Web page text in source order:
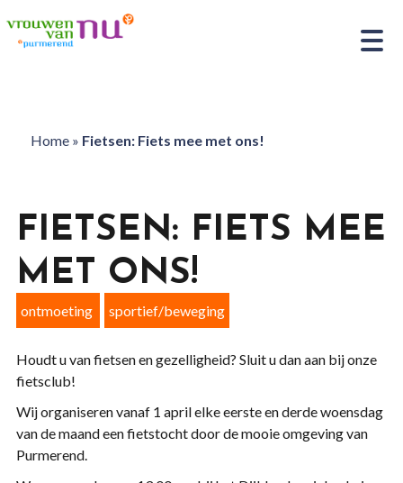
Home» Fietsen: Fiets mee met ons!
FIETSEN: FIETS MEE
MET ONS!
ontmoeting sportief/beweging
Houdt u van fietsen en gezelligheid? Sluit u dan aan bij onze
fietsclub!
Wij organiseren vanaf 1 april elke eerste en derde woensdag
van de maand een fietstocht door de mooie omgeving van
Purmerend.